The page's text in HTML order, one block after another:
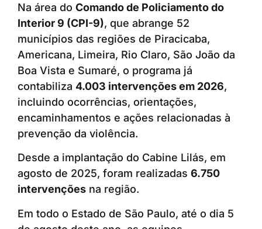
Na área do Comando de Policiamento do
Interior 9 (CPI-9), que abrange 52
municípios das regiões de Piracicaba,
Americana, Limeira, Rio Claro, São João da
Boa Vista e Sumaré, o programa já
contabiliza 4.003 intervenções em 2026,
incluindo ocorrências, orientações,
encaminhamentos e ações relacionadas à
prevenção da violência.
Desde a implantação do Cabine Lilás, em
agosto de 2025, foram realizadas 6.750
intervenções na região.
Em todo o Estado de São Paulo, até o dia 5